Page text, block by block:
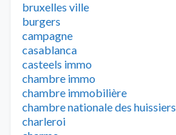
bruxelles ville
burgers
campagne
casablanca
casteels immo
chambre immo
chambre immobilière
chambre nationale des huissiers
charleroi